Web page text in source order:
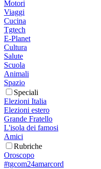
Motori
Viaggi
Cucina
Tgtech
E-Planet
Cultura
Salute
Scuola
Animali
Spazio
Speciali
Elezioni Italia
Elezioni estero
Grande Fratello
L'isola dei famosi
Amici
Rubriche
Oroscopo
#tgcom24amarcord